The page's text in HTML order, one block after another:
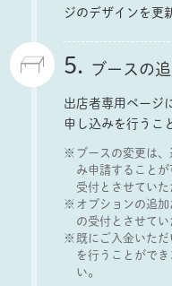
ジのデザインを更
5. ブースの
出店者専用ページ
申し込みを行うこ
ブースの変更は
み申請することが
受付とさせていた
オプションの追
の受付とさせてい
既にご入金いた
を行うことがで
い。